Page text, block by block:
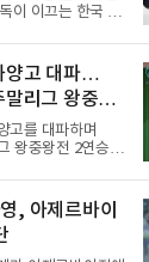
번갈아 맡았다는
넷 조선왕조실록에
이 이끄는 한국 남
3연승으로 마무
바타르 AVA 아레
3차전에서 마카
18 25-16 25-15)
이어 마카오까지
준결승 티켓을
졌다. 김요한(삼성
다.대표팀은 8일
양고 대파…
리그 왕중왕
고를 대파하며
왕중왕전 2연승을
열린 대회 남고
(26점)와 김호원
화양고를 94-59로
선 2전 전승을 기
트에 진출했다.경
, 아제르바이